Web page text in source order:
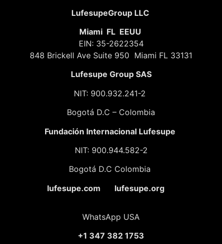
LufesupeGroup LLC
Miami FL EEUU
EIN: 35-2622354
848 Brickell Ave Suite 950 Miami FL 33131
Lufesupe Group SAS
NIT: 900.932.241-2
Bogotá D.C – Colombia
Fundación Internacional Lufesupe
NIT: 900.944.582-2
Bogotá D.C Colombia
lufesupe.com lufesupe.org
WhatsApp USA
+1 347 382 1753